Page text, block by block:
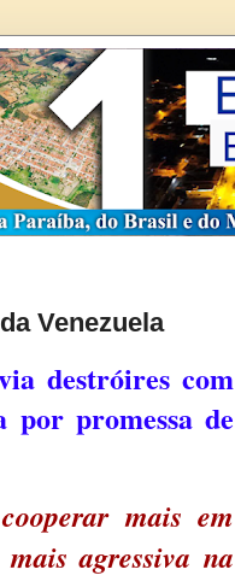
Venezuela
destróires com
por promessa de
mais em
agressiva na